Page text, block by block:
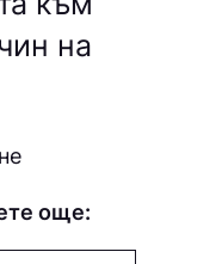
на
още: